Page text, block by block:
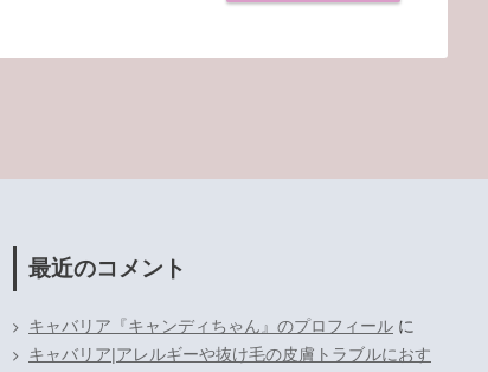
最近のコメント
キャバリア『キャンディちゃん』のプロフィール に
キャバリア|アレルギーや抜け毛の皮膚トラブルにおす